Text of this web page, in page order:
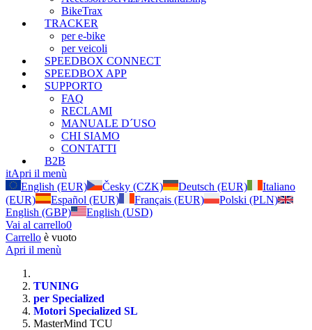
BikeTrax
TRACKER
per e-bike
per veicoli
SPEEDBOX CONNECT
SPEEDBOX APP
SUPPORTO
FAQ
RECLAMI
MANUALE D´USO
CHI SIAMO
CONTATTI
B2B
itApri il menù
English (EUR)
Česky (CZK) Deutsch (EUR)
Italiano
(EUR)
Español (EUR) Français (EUR)
Polski (PLN)
English (GBP)
English (USD)
Vai al carrello0
Carrello è vuoto
Apri il menù
TUNING
per Specialized
Motori Specialized SL
MasterMind TCU